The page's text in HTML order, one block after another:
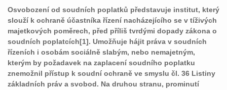
Osvobození od soudních poplatků představuje institut, který
slouží k ochraně účastníka řízení nacházejícího se v tíživých
majetkových poměrech, před příliš tvrdými dopady zákona o
soudních poplatcích[1]. Umožňuje hájit práva v soudních
řízeních i osobám sociálně slabým, nebo nemajetným,
kterým by požadavek na zaplacení soudního poplatku
znemožnil přístup k soudní ochraně ve smyslu čl. 36 Listiny
základních práv a svobod. Na druhou stranu, prominutí